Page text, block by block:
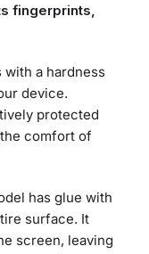
fingerprints,
a hardness
device.
protected
comfort of
has glue with
surface. It
screen, leaving